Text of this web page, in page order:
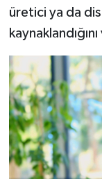
üretici ya da